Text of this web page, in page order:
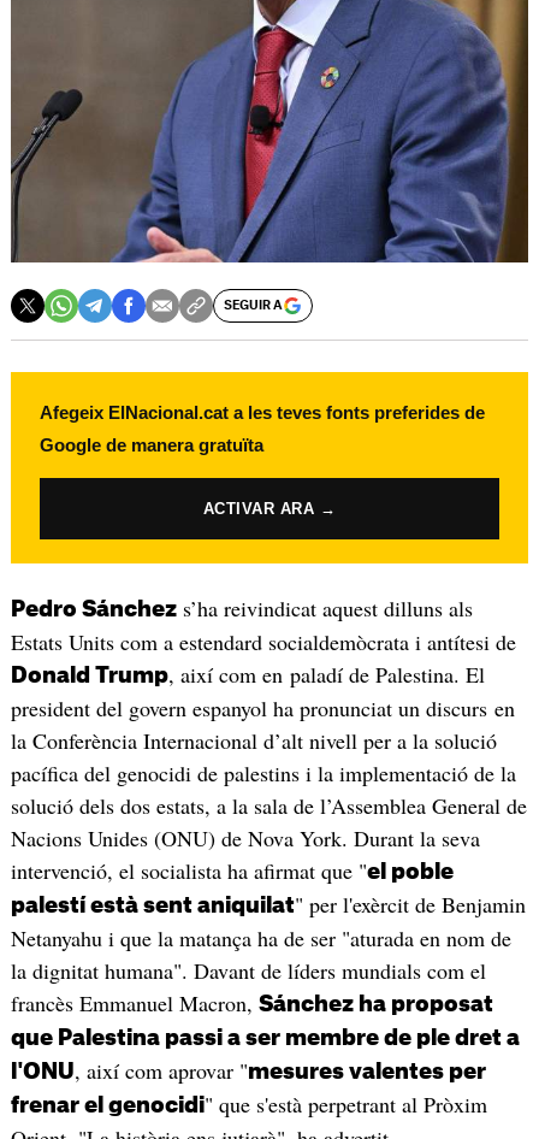
SEGUIR A
Afegeix ElNacional.cat a les teves fonts preferides de
Google de manera gratuïta
ACTIVAR ARA →
Pedro Sánchezs’ha reivindicat aquest dilluns als
Estats Units com a estendard socialdemòcrata i antítesi de
Donald Trump, així com en paladí de Palestina. El
president del govern espanyol ha pronunciat un discurs en
la Conferència Internacional d’alt nivell per a la solució
pacífica del genocidi de palestins i la implementació de la
solució dels dos estats, a la sala de l’Assemblea General de
Nacions Unides (ONU) de Nova York. Durant la seva
intervenció, el socialista ha afirmat que "el poble
palestí està sent aniquilat" per l'exèrcit de Benjamin
Netanyahu i que la matança ha de ser "aturada en nom de
la dignitat humana". Davant de líders mundials com el
francès Emmanuel Macron, Sánchez ha proposat
que Palestina passi a ser membre de ple dret a
l'ONU, així com aprovar "mesures valentes per
frenar el genocidi" que s'està perpetrant al Pròxim